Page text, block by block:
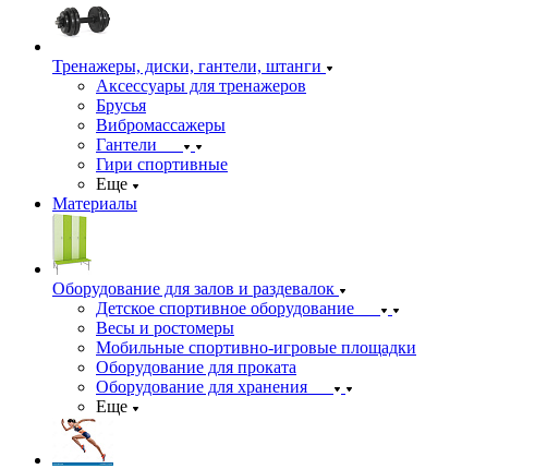
Тренажеры, диски, гантели, штанги
Аксессуары для тренажеров
Брусья
Вибромассажеры
Гантели
Гири спортивные
Еще
Материалы
Оборудование для залов и раздевалок
Детское спортивное оборудование
Весы и ростомеры
Мобильные спортивно-игровые площадки
Оборудование для проката
Оборудование для хранения
Еще